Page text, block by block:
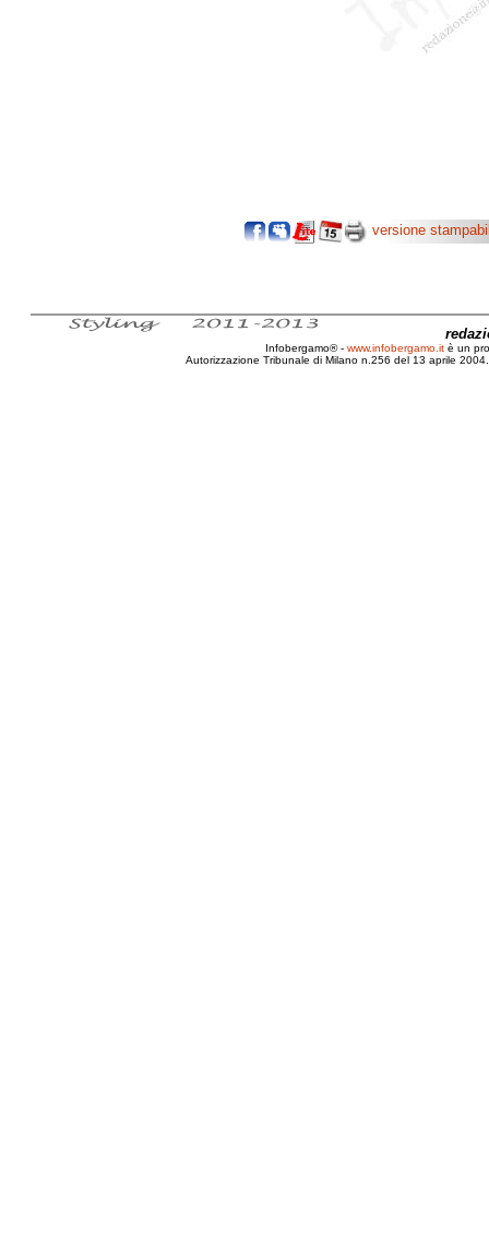
versione
Infobergamo® - www.infobergamo.it è un
Autorizzazione Tribunale di Milano n.256 del 13 aprile